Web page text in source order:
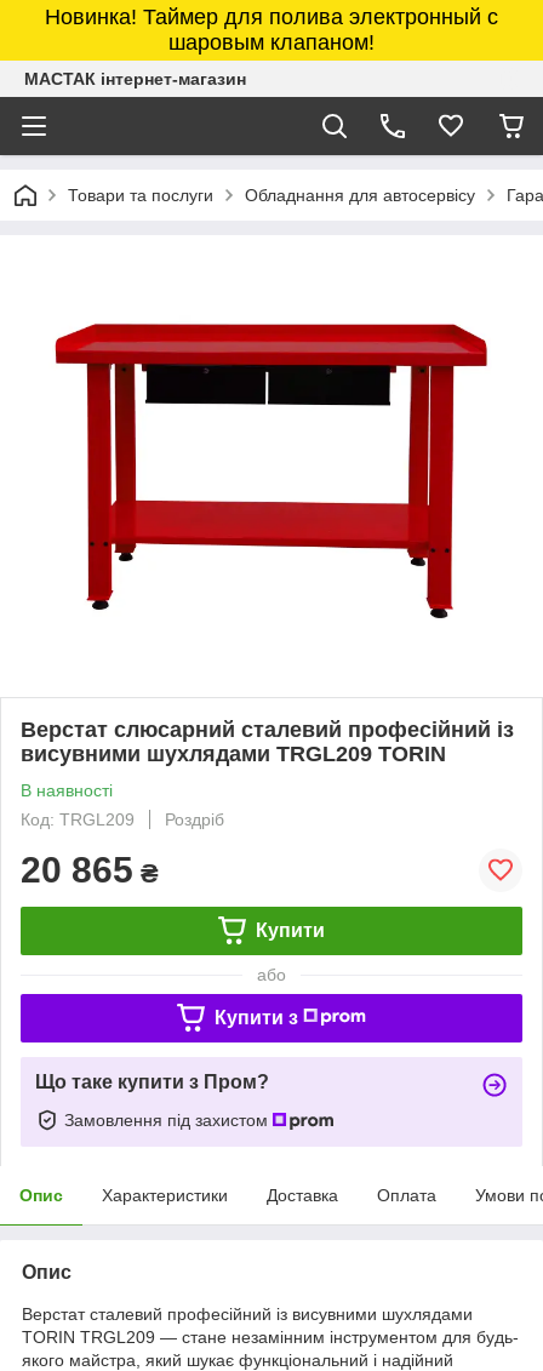
Новинка! Таймер для полива электронный с
шаровым клапаном!
МАСТАК інтернет-магазин
Товари та послуги Обладнання для автосервісу
Верстат слюсарний сталевий професійний із
висувними шухлядами TRGL209 TORIN
В наявності
Код: TRGL209
Роздріб
20 865 ₴
Купити
або
Купити з
Що таке купити з Пром?
Замовлення під захистом
Опис Характеристики Доставка Оплата Умови
Опис
Верстат сталевий професійний із висувними шухлядами
TORIN TRGL209 — стане незамінним інструментом для будь-
якого майстра, який шукає функціональний і надійний